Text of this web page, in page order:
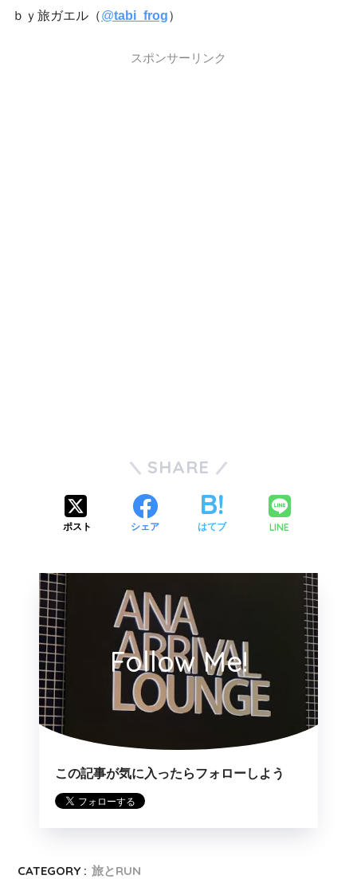
ｂｙ旅ガエル（@tabi_frog）
スポンサーリンク
SHARE
ポスト シェア はてブ LINE
Follow Me!
この記事が気に入ったらフォローしよう
CATEGORY : 旅とRUN